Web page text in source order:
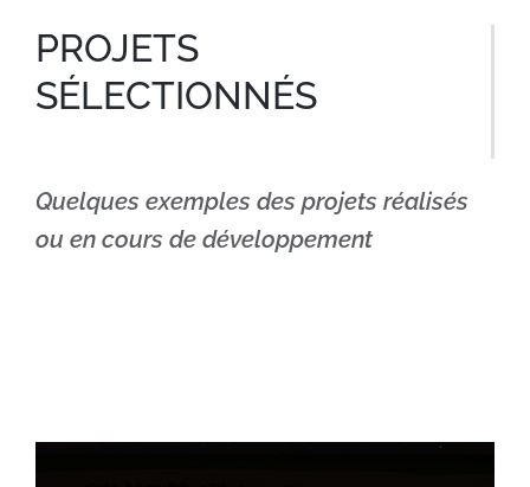
PROJETS
SÉLECTIONNÉS
Quelques exemples des projets réalisés
ou en cours de développement